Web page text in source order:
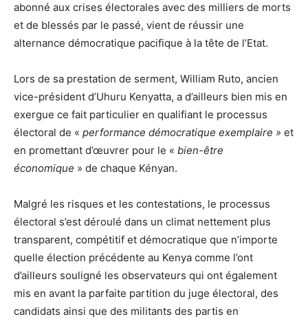
abonné aux crises électorales avec des milliers de morts
et de blessés par le passé, vient de réussir une
alternance démocratique pacifique à la tête de l’Etat.
Lors de sa prestation de serment, William Ruto, ancien
vice-président d’Uhuru Kenyatta, a d’ailleurs bien mis en
exergue ce fait particulier en qualifiant le processus
électoral de « performance démocratique exemplaire » et
en promettant d’œuvrer pour le « bien-être
économique » de chaque Kényan.
Malgré les risques et les contestations, le processus
électoral s’est déroulé dans un climat nettement plus
transparent, compétitif et démocratique que n’importe
quelle élection précédente au Kenya comme l’ont
d’ailleurs souligné les observateurs qui ont également
mis en avant la parfaite partition du juge électoral, des
candidats ainsi que des militants des partis en